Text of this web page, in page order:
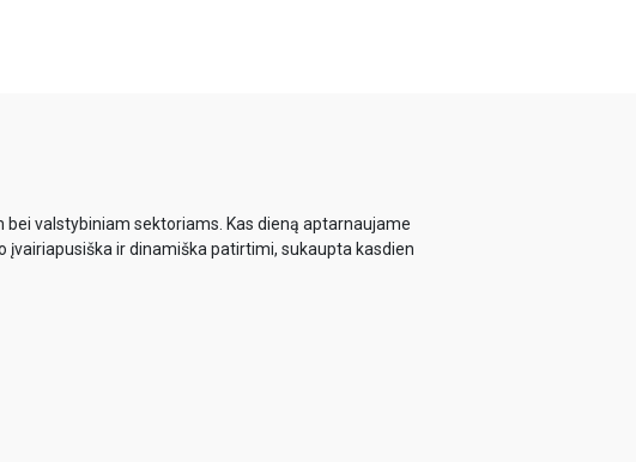
valstybiniam sektoriams. Kas dieną aptarnaujame
ir dinamiška patirtimi, sukaupta kasdien